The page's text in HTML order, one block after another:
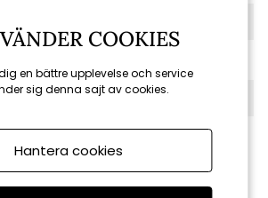
Lomma / Delta
Lomma-S-Delta-SET
kod:
COOKIES
en bättre upplevelse och service
sig denna sajt av cookies.
Hantera cookies